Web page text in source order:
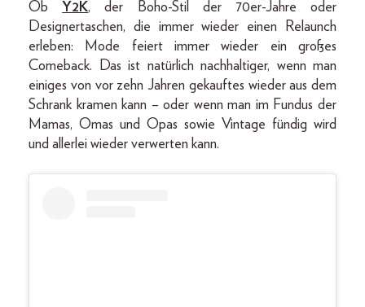
Ob Y2K, der Boho-Stil der 70er-Jahre oder
Designertaschen, die immer wieder einen Relaunch
erleben: Mode feiert immer wieder ein großes
Comeback. Das ist natürlich nachhaltiger, wenn man
einiges von vor zehn Jahren gekauftes wieder aus dem
Schrank kramen kann – oder wenn man im Fundus der
Mamas, Omas und Opas sowie Vintage fündig wird
und allerlei wieder verwerten kann.